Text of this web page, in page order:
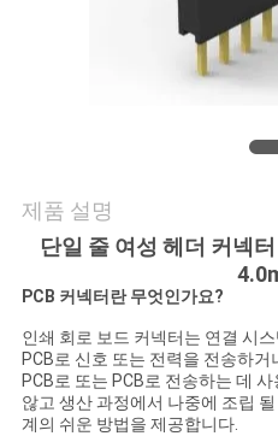
요
청
하
다
제품 설명
단일 줄 여성 헤더 커넥
PCB 커넥터란 무엇인가요?
인쇄 회로 보드 커넥터는 연결 시
PCB로 신호 또는 전력을 전송하
PCB로 또는 PCB로 전송하는 데
않고 생산 과정에서 나중에 조립
계의 쉬운 방법을 제공합니다.